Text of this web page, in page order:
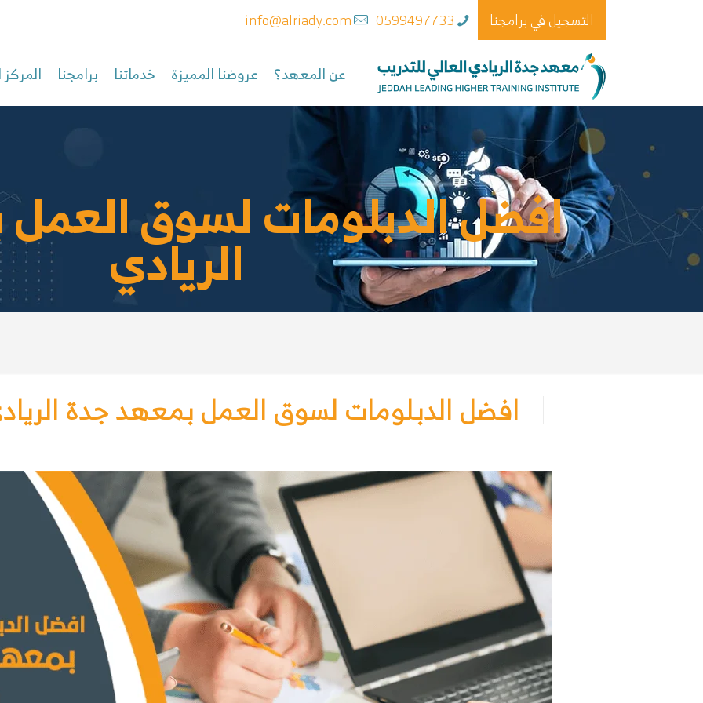
التسجيل في برامجنا 0599497733
info@alriady.com
عن المعهد؟ عروضنا المميزة خدماتنا برامجنا
افضل الدبلومات لسوق
الريادي
افضل الدبلومات لسوق العمل بمعهد جدة